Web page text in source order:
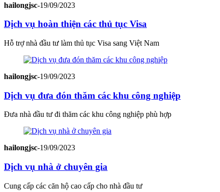
hailongjsc-19/09/2023
Dịch vụ hoàn thiện các thủ tục Visa
Hỗ trợ nhà đầu tư làm thủ tục Visa sang Việt Nam
hailongjsc-19/09/2023
Dịch vụ đưa đón thăm các khu công nghiệp
Đưa nhà đầu tư đi thăm các khu công nghiệp phù hợp
hailongjsc-19/09/2023
Dịch vụ nhà ở chuyên gia
Cung cấp các căn hộ cao cấp cho nhà đầu tư